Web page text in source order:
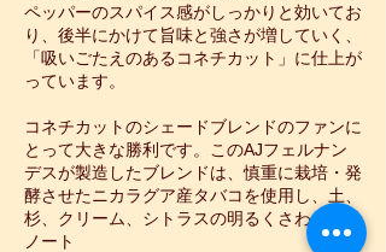
ペッパーのスパイス感がしっかりと効いてお
り、後半にかけて旨味と強さが増していく、
「吸いごたえのあるコネチカット」に仕上が
っています。
コネチカットのシェードブレンドのファンに
とって大きな勝利です。このAJフェルナン
デスが製造したブレンドは、慎重に栽培・発
酵させたニカラグア産タバコを使用し、土、
杉、クリーム、シトラスの明るくさわやかな
ノート